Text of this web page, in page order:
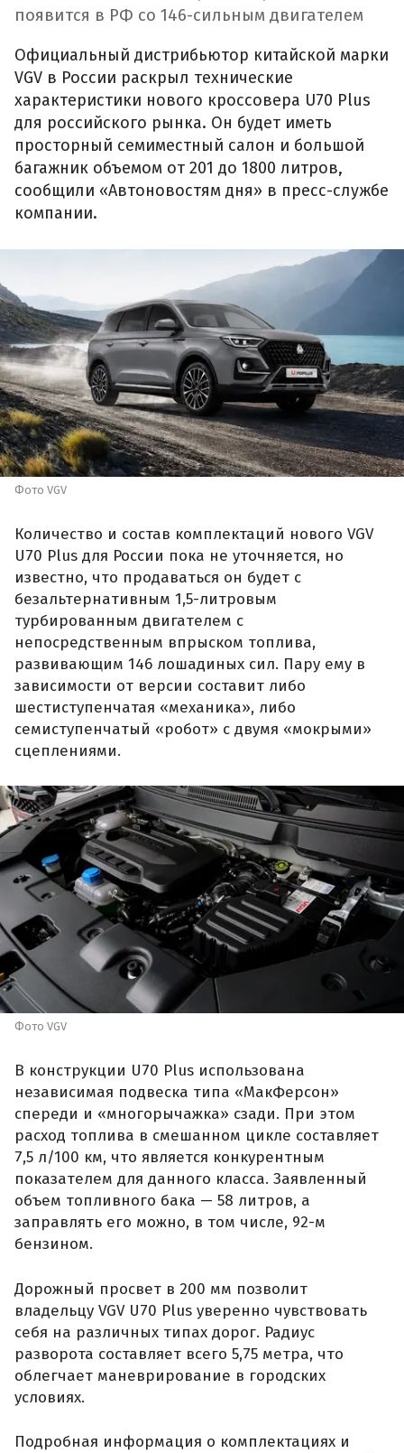
появится в РФ со 146-сильным двигателем
Официальный дистрибьютор китайской марки
VGV в России раскрыл технические
характеристики нового кроссовера U70 Plus
для российского рынка. Он будет иметь
просторный семиместный салон и большой
багажник объемом от 201 до 1800 литров,
сообщили «Автоновостям дня» в пресс-службе
компании.
Фото VGV
Количество и состав комплектаций нового VGV
U70 Plus для России пока не уточняется, но
известно, что продаваться он будет с
безальтернативным 1,5-литровым
турбированным двигателем с
непосредственным впрыском топлива,
развивающим 146 лошадиных сил. Пару ему в
зависимости от версии составит либо
шестиступенчатая «механика», либо
семиступенчатый «робот» с двумя «мокрыми»
сцеплениями.
Фото VGV
В конструкции U70 Plus использована
независимая подвеска типа «МакФерсон»
спереди и «многорычажка» сзади. При этом
расход топлива в смешанном цикле составляет
7,5 л/100 км, что является конкурентным
показателем для данного класса. Заявленный
объем топливного бака — 58 литров, а
заправлять его можно, в том числе, 92-м
бензином.
Дорожный просвет в 200 мм позволит
владельцу VGV U70 Plus уверенно чувствовать
себя на различных типах дорог. Радиус
разворота составляет всего 5,75 метра, что
облегчает маневрирование в городских
условиях.
Подробная информация о комплектациях и